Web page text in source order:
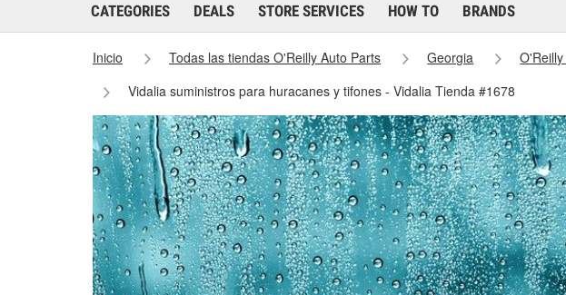
CATEGORIES DEALS STORE SERVICES HOW TO BRANDS
Inicio Todas las tiendas O'Reilly Auto Parts Georgia
Vidalia suministros para huracanes y tifones - Vidalia Tienda #1678